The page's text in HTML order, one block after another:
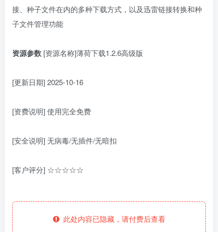
接、种子文件在内的多种下载方式，以及迅雷链接转换和种
子文件管理功能
资源参数 [资源名称]薄荷下载1.2.6高级版
[更新日期] 2025-10-16
[资费说明] 使用完全免费
[安全说明] 无病毒/无插件/无暗扣
[客户评分] ☆☆☆☆☆
此处内容已隐藏，请付费后查看